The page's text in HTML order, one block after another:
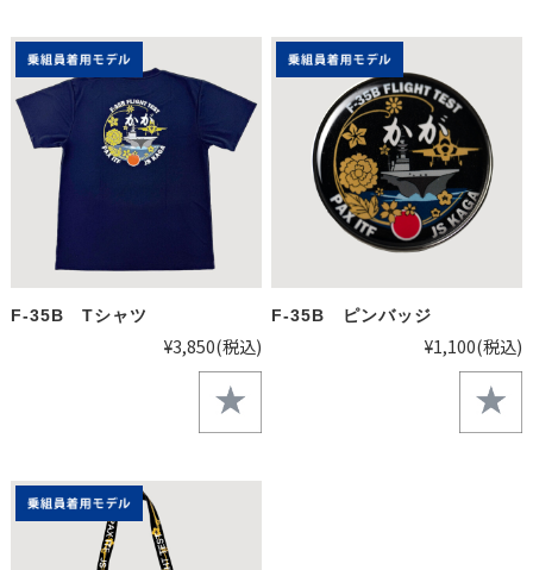
F-35B Tシャツ
¥3,850(税込)
F-35B ピンバッジ
¥1,100(税込)